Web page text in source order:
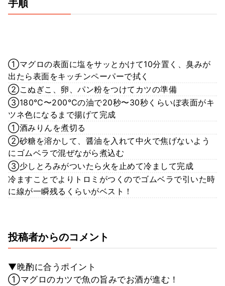
手順
①マグロの表面に塩をサッとかけて10分置く、臭みが
出たら表面をキッチンペーパーで拭く
②こぬぎこ、卵、パン粉をつけてカツの準備
③180℃〜200℃の油で20秒〜30秒くらいぼ表面がキ
ツネ色になるまで揚げて完成
①酒みりんを煮切る
②砂糖を溶かして、醤油を入れて中火で焦げないよう
にゴムベラで混ぜながら煮込む
③少しとろみがついたら火を止めて冷まして完成
冷ますことでよりトロミがつくのでゴムベラで引いた時
に線が一瞬残るくらいがベスト！
投稿者からのコメント
▼晩酌に合うポイント
①マグロのカツで魚の旨みでお酒が進む！